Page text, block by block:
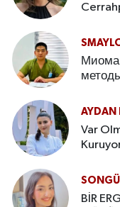
Миома
AYDAN
Var
BİR